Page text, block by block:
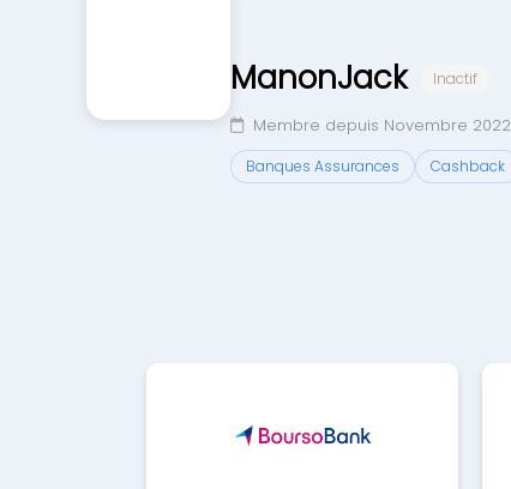
ManonJack Inactif
Membre depuis Novembre 2022
Banques Assurances Cashback